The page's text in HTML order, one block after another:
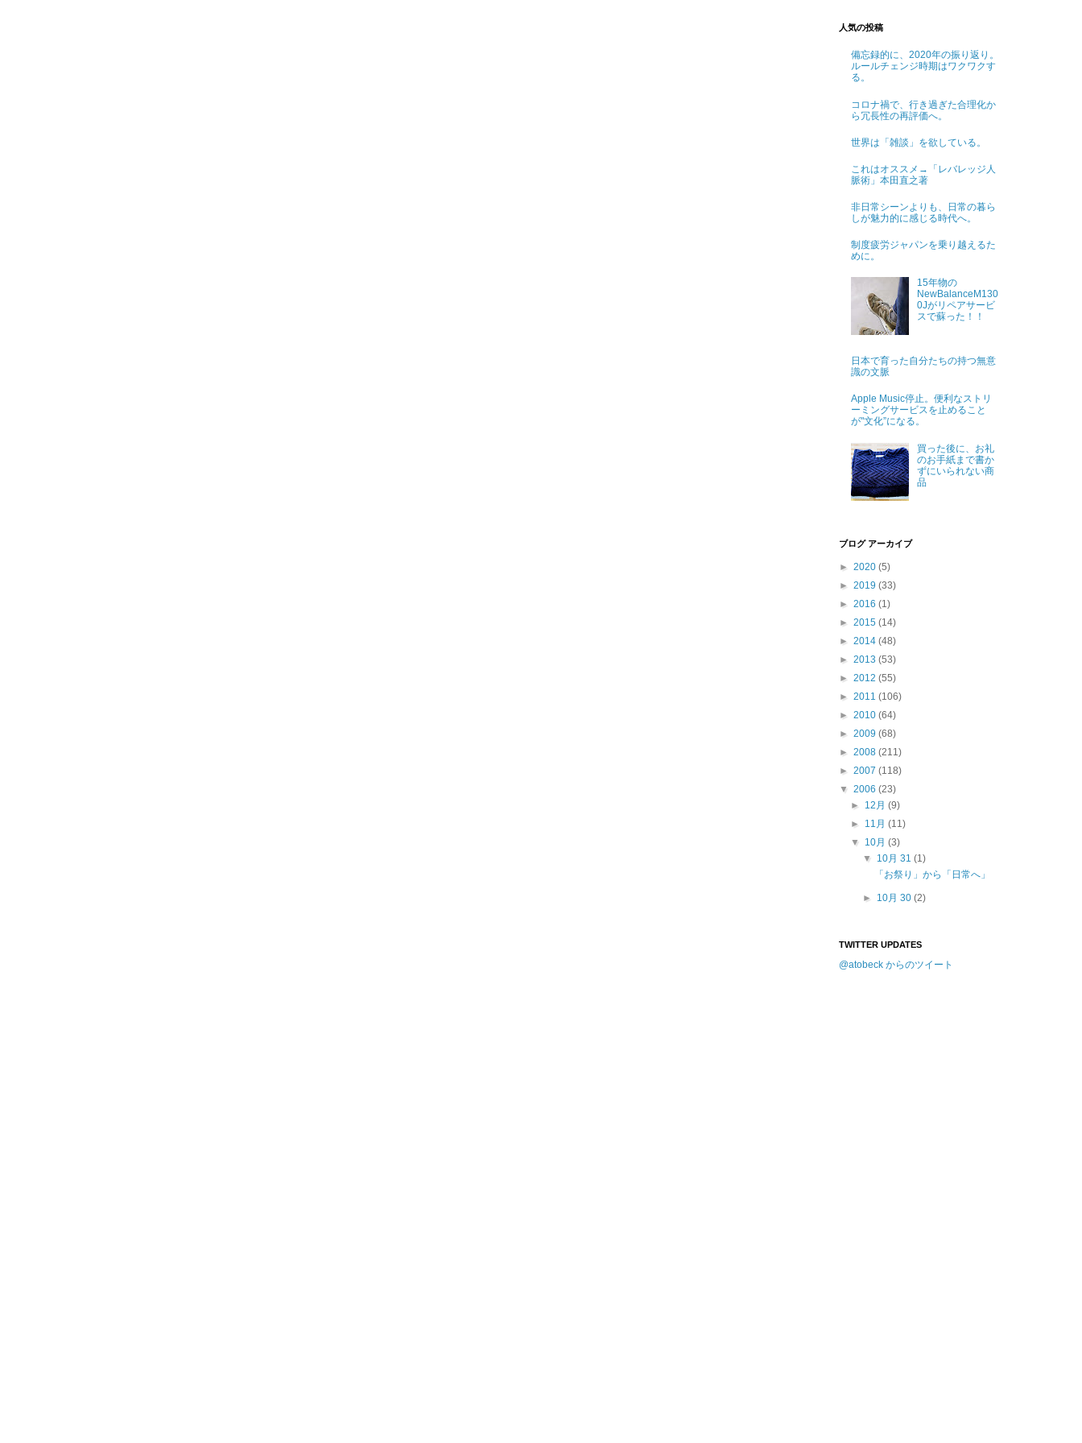
人気の投稿
備忘録的に、2020年の振り返り。
ルールチェンジ時期はワクワクす
る。
コロナ禍で、行き過ぎた合理化か
ら冗長性の再評価へ。
世界は「雑談」を欲している。
これはオススメ→「レバレッジ人
脈術」本田直之著
非日常シーンよりも、日常の暮ら
しが魅力的に感じる時代へ。
制度疲労ジャパンを乗り越えるた
めに。
15年物の
NewBalanceM130
0Jがリペアサービ
スで蘇った！！
日本で育った自分たちの持つ無意
識の文脈
Apple Music停止。便利なストリ
ーミングサービスを止めること
が"文化”になる。
買った後に、お礼
のお手紙まで書か
ずにいられない商
品
ブログ アーカイブ
► 2020 (5)
► 2019 (33)
► 2016 (1)
► 2015 (14)
► 2014 (48)
► 2013 (53)
► 2012 (55)
► 2011 (106)
► 2010 (64)
► 2009 (68)
► 2008 (211)
► 2007 (118)
▼ 2006 (23)
► 12月(9)
► 11月(11)
▼ 10月(3)
▼ 10月 31 (1)
「お祭り」から「日常へ」
► 10月 30 (2)
TWITTER UPDATES
@atobeck からのツイート